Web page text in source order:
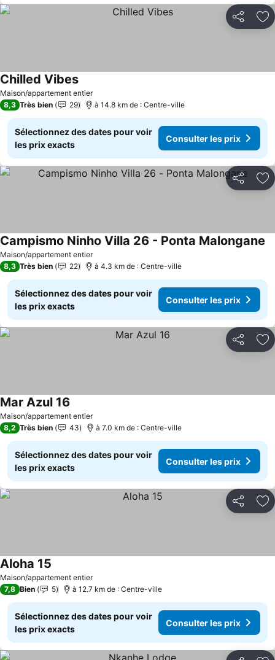
Partager
Maison/appartement entier
Chilled Vibes
8,3 Très bien 29 à 14.8 km de : Centre-ville
Sélectionnez des dates pour voir
les prix exacts
Consulter les prix
Partager
Maison/appartement entier
Campismo Ninho Villa 26 - Ponta Malongane
8,3 Très bien 22 à 4.3 km de : Centre-ville
Sélectionnez des dates pour voir
les prix exacts
Consulter les prix
Partager
Maison/appartement entier
Mar Azul 16
8,2 Très bien 43 à 7.0 km de : Centre-ville
Sélectionnez des dates pour voir
les prix exacts
Consulter les prix
Partager
Maison/appartement entier
Aloha 15
7,8 Bien 5 à 12.7 km de : Centre-ville
Sélectionnez des dates pour voir
les prix exacts
Consulter les prix